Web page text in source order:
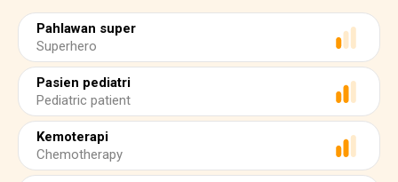
Pahlawan super
Superhero
Pasien pediatri
Pediatric patient
Kemoterapi
Chemotherapy